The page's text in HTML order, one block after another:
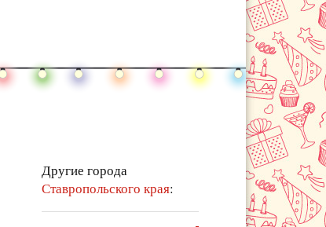
Другие города
Ставропольского края: